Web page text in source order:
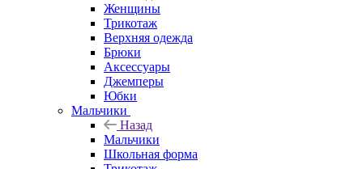
Женщины
Трикотаж
Верхняя одежда
Брюки
Аксессуары
Джемперы
Юбки
Мальчики
Назад
Мальчики
Школьная форма